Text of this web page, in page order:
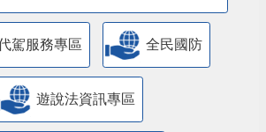
駕服務專區 全民國防
遊說法資訊專區